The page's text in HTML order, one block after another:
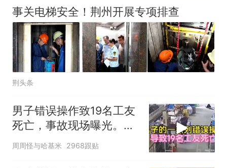
电力部门回应
热 十多万人报名的考试，成绩
全部作废，公平么？
事关电梯安全！荆州开展专项排查
荆头条
男子错误操作致19名工友
死亡，事故现场曝光。一
场悲剧的警示
周周怪与哈基米 2968跟贴